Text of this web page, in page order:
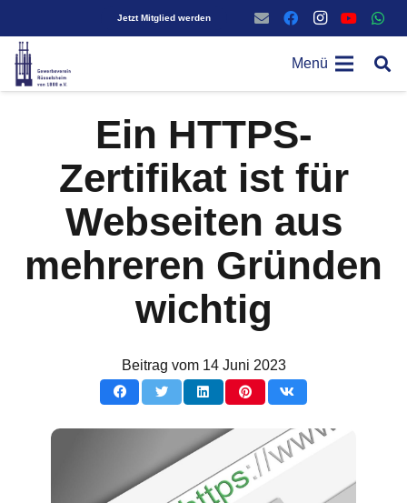
Jetzt Mitglied werden
Menü
Ein HTTPS-
Zertifikat ist für
Webseiten aus
mehreren Gründen
wichtig
Beitrag vom 14 Juni 2023